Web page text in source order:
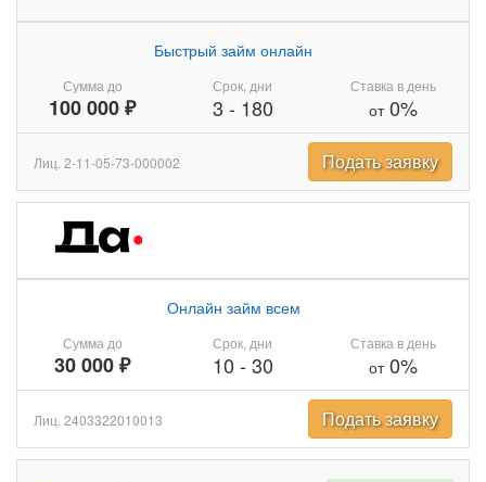
Сумма до
100 000 ₽
Быстрый займ онлайн
Срок, дни
3 - 180
Ставка в день
от0%
Лиц. 2-11-05-73-000002 Подать заявку
Сумма до
30 000 ₽
Онлайн займ всем
Срок, дни
10 - 30
Ставка в день
от0%
Лиц. 2403322010013 Подать заявку